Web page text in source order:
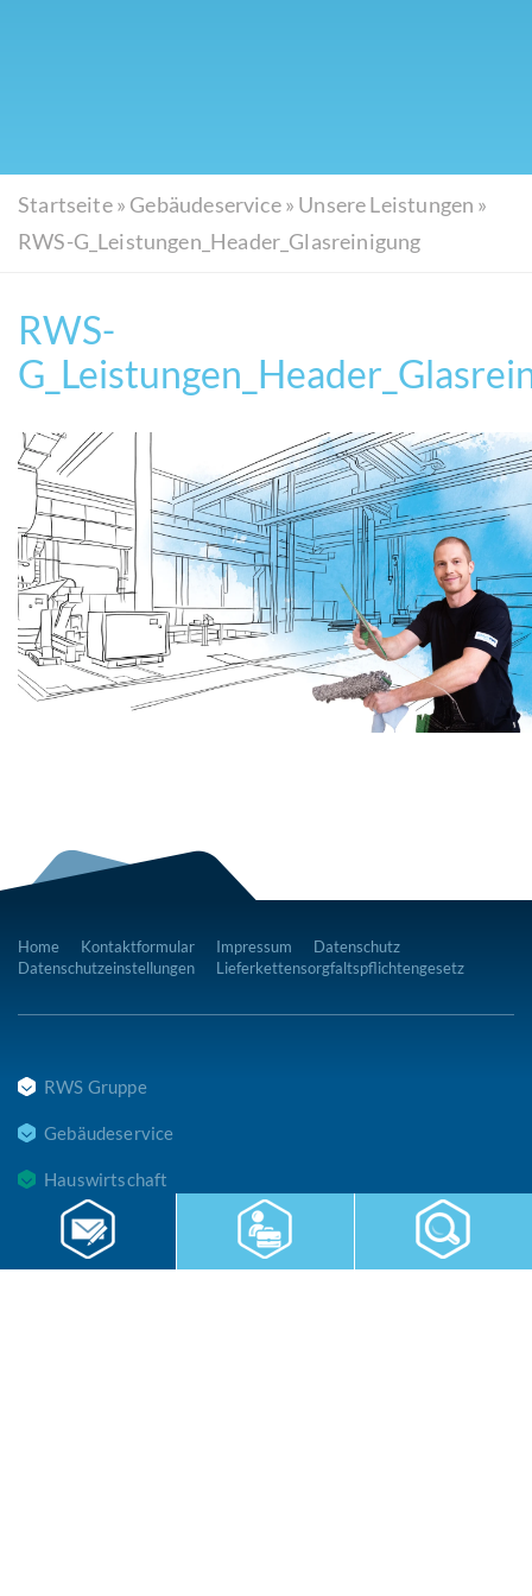
Startseite» Gebäudeservice» Unsere Leistungen »
RWS-G_Leistungen_Header_Glasreinigung
RWS-
Home Kontaktformular Impressum
Datenschutz
Datenschutzeinstellungen
Lieferkettensorgfaltspflichtengesetz
RWS Gruppe
Gebäudeservice
Hauswirtschaft
Cateringservice
Sicherheitsservice